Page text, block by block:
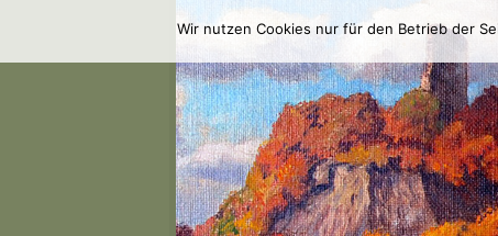
Zum Inhalt springen
Wir nutzen Cookies nur für den Betrieb der